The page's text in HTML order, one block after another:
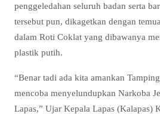
penggeledahan seluruh badan serta
tersebut pun, dikagetkan dengan
dalam Roti Coklat yang dibawanya
plastik putih.
“Benar tadi ada kita amankan
mencoba menyelundupkan Narkoba
Lapas,” Ujar Kepala Lapas (Kalapas)